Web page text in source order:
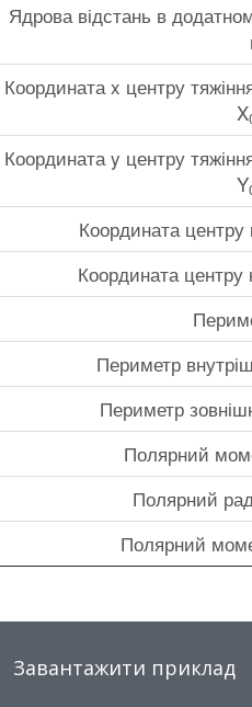
Ядрова відстань в
Координата x центру
X
Координата y центру
Y
Координата центру
Координата центру
Периметр
Периметр
Полярний
Полярний
Полярний
Завантажити приклад